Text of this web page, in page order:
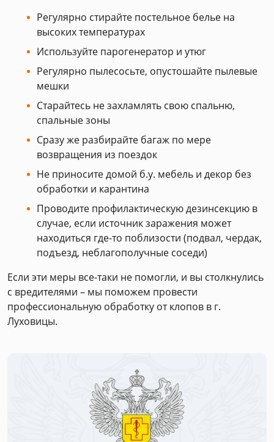
Регулярно стирайте постельное белье на
высоких температурах
Используйте парогенератор и утюг
Регулярно пылесосьте, опустошайте пылевые
мешки
Старайтесь не захламлять свою спальню,
спальные зоны
Сразу же разбирайте багаж по мере
возвращения из поездок
Не приносите домой б.у. мебель и декор без
обработки и карантина
Проводите профилактическую дезинсекцию в
случае, если источник заражения может
находиться где-то поблизости (подвал, чердак,
подъезд, неблагополучные соседи)
Если эти меры все-таки не помогли, и вы столкнулись
с вредителями – мы поможем провести
профессиональную обработку от клопов в г.
Луховицы.